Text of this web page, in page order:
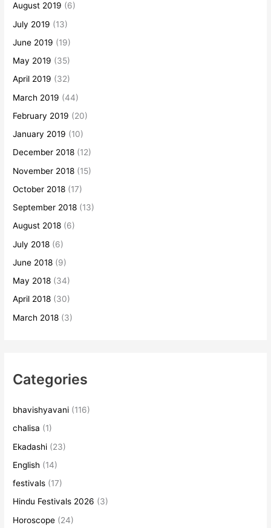
August 2019 (6)
July 2019 (13)
June 2019 (19)
May 2019 (35)
April 2019 (32)
March 2019 (44)
February 2019 (20)
January 2019 (10)
December 2018 (12)
November 2018 (15)
October 2018 (17)
September 2018 (13)
August 2018 (6)
July 2018 (6)
June 2018 (9)
May 2018 (34)
April 2018 (30)
March 2018 (3)
Categories
bhavishyavani (116)
chalisa (1)
Ekadashi (23)
English (14)
festivals (17)
Hindu Festivals 2026 (3)
Horoscope (24)